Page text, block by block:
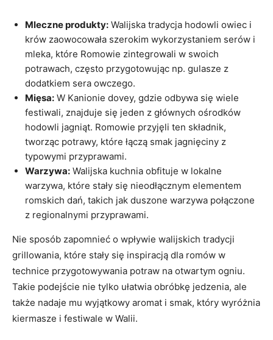
Mleczne produkty: Walijska tradycja hodowli owiec i
krów zaowocowała szerokim wykorzystaniem serów i
mleka, które Romowie zintegrowali w swoich
potrawach, często przygotowując np. gulasze z
dodatkiem sera owczego.
Mięsa: W Kanionie dovey, gdzie odbywa się wiele
festiwali, znajduje się jeden z głównych ośrodków
hodowli jagniąt. Romowie przyjęli ten składnik,
tworząc potrawy, które łączą smak jagnięciny z
typowymi przyprawami.
Warzywa: Walijska kuchnia obfituje w lokalne
warzywa, które stały się nieodłącznym elementem
romskich dań, takich jak duszone warzywa połączone
z regionalnymi przyprawami.
Nie sposób zapomnieć o wpływie walijskich tradycji
grillowania, które stały się inspiracją dla romów w
technice przygotowywania potraw na otwartym ogniu.
Takie podejście nie tylko ułatwia obróbkę jedzenia, ale
także nadaje mu wyjątkowy aromat i smak, który wyróżnia
kiermasze i festiwale w Walii.